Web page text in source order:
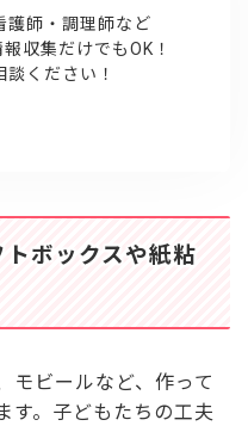
護師・調理師など
収集だけでもOK！
ください！
トボックスや紙粘
モビールなど、作って
す。子どもたちの工夫